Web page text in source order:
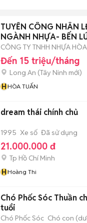
TUYỂN CÔNG NHÂN
NGÀNH NHỰA- BẾN
CÔNG TY TNHH NHỰA
Đến 15 triệu/tháng
Long An (Tây Ninh mới)
HHÒA TUẤN
dream thái chính chủ
1995 Xe số Đã sử dụng
21.000.000 đ
Tp Hồ Chí Minh
HHoàng Thi
Chó Phốc Sóc Thuần chủng 2
tuổi
Chó Phốc Sóc Chó con